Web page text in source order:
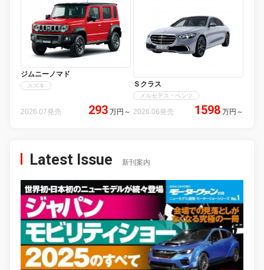
ジムニーノマド
スズキ
2026.07発売 293 万円 ～
Ｓクラス
メルセデス・ベンツ
2026.06発売 1598 万円 ～
Latest Issue 新刊案内